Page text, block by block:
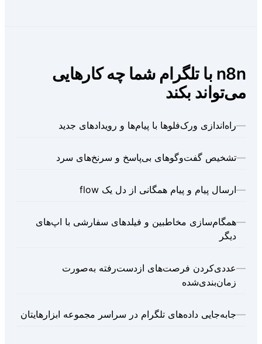
n8n با تلگرام شما چه کارهایی
بکند
راه‌اندازی ورک‌فلوها با پیام‌ها و رویدادهای جدید
تشخیص گفت‌وگوهای بی‌پاسخ و سرنخ‌های سرد
ارسال پیام و پیام همگانی از دل یک flow
همگام‌سازی مخاطبین و فیلدهای سفارشی با اپ‌های
عددی‌کردن فرصت‌های از‌دست‌رفته به‌صورت
زمان‌بندی‌شده
جابه‌جایی داده‌های تلگرام در سراسر مجموعه ابزارهایتان